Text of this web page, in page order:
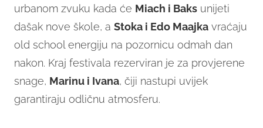
urbanom zvuku kada će Miach i Baks unijeti
dašak nove škole, a Stoka i Edo Maajka vraćaju
old school energiju na pozornicu odmah dan
nakon. Kraj festivala rezerviran je za provjerene
snage, Marinu i Ivana, čiji nastupi uvijek
garantiraju odličnu atmosferu.